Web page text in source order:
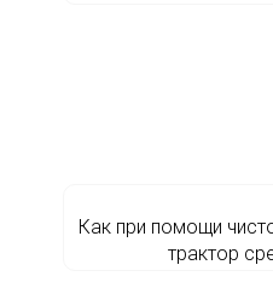
Как при помощи
трактор